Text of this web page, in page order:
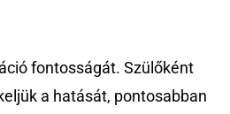
fontosságát. Szülőként
a hatását, pontosabban